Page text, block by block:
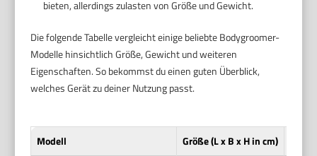
bieten, allerdings zulasten von Größe und Gewicht.
Die folgende Tabelle vergleicht einige beliebte Bodygroomer-
Modelle hinsichtlich Größe, Gewicht und weiteren
Eigenschaften. So bekommst du einen guten Überblick,
welches Gerät zu deiner Nutzung passt.
Modell Größe (L x B x H in cm)